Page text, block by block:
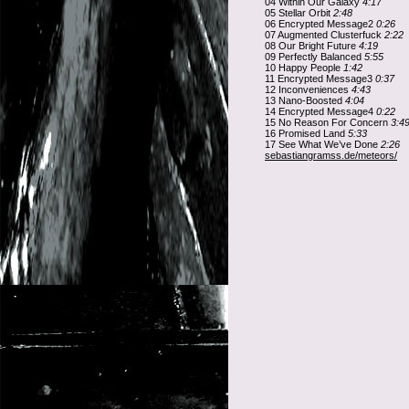
05 Stellar Orbit 2:48
06 Encrypted Message2 0:26
07 Augmented Clusterfuck 2:22
08 Our Bright Future 4:19
09 Perfectly Balanced 5:55
10 Happy People 1:42
11 Encrypted Message3 0:37
12 Inconveniences 4:43
13 Nano-Boosted 4:04
14 Encrypted Message4 0:22
15 No Reason For Concern 3:49
16 Promised Land 5:33
17 See What We’ve Done 2:26
sebastiangramss.de/meteors/